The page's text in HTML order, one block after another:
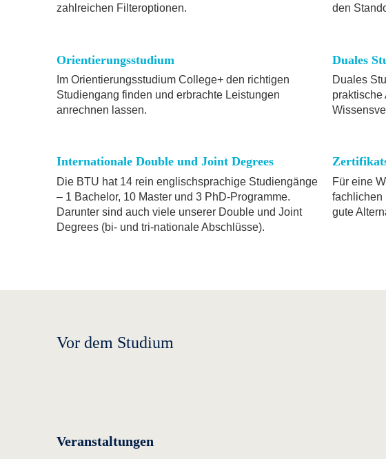
zahlreichen Filteroptionen.
den
Orientierungsstudium
Im Orientierungsstudium College+ den richtigen
Studiengang finden und erbrachte Leistungen
anrechnen lassen.
Duales
Duales
praktische
Internationale Double und Joint Degrees
Die BTU hat 14 rein englischsprachige Studiengänge
– 1 Bachelor, 10 Master und 3 PhD-Programme.
Darunter sind auch viele unserer Double und Joint
Degrees (bi- und tri-nationale Abschlüsse).
Für eine
fachlichen
gute
Vor dem Studium
Veranstaltungen